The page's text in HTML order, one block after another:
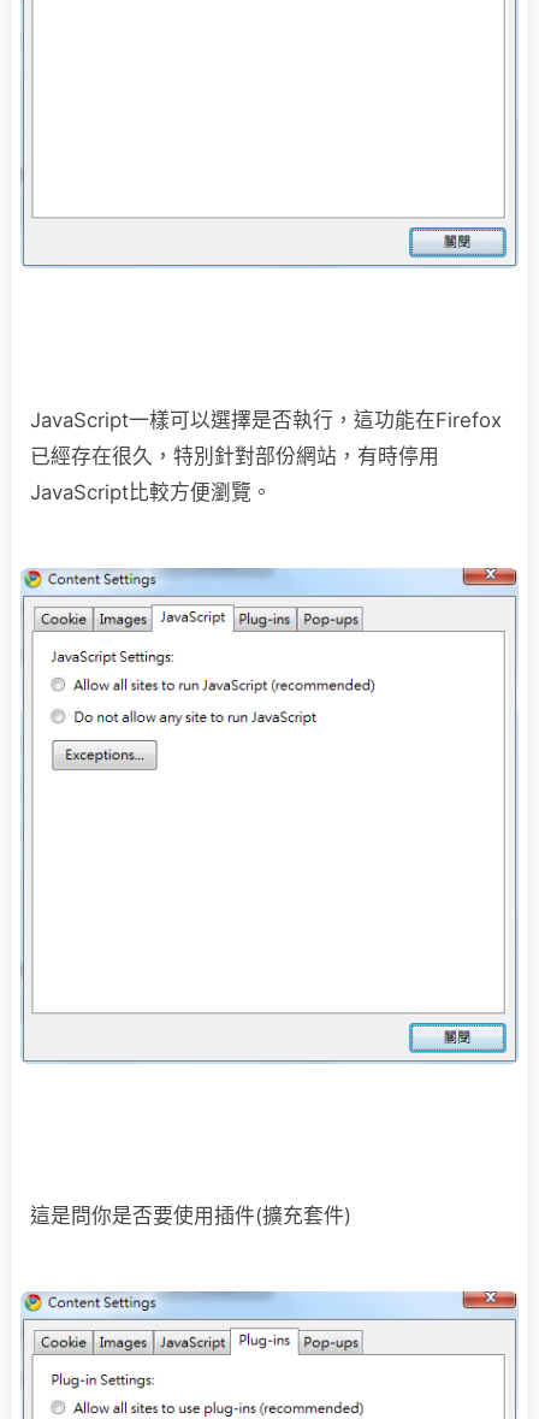
JavaScript一樣可以選擇是否執行，這功能在Firefox
已經存在很久，特別針對部份網站，有時停用
JavaScript比較方便瀏覽。
這是問你是否要使用插件(擴充套件)